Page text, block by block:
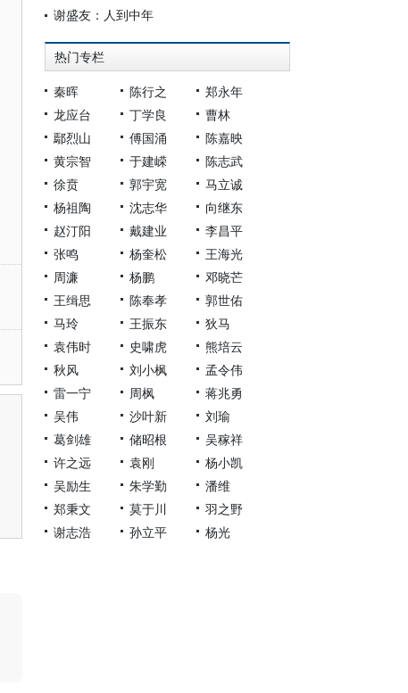
谢盛友：人到中年
热门专栏
秦晖 陈行之
郑永年
龙应台
丁学良
曹林
鄢烈山
傅国涌
陈嘉映
黄宗智
于建嵘
陈志武
徐贲
郭宇宽
马立诚
杨祖陶
沈志华
向继东
赵汀阳
戴建业
李昌平
张鸣
杨奎松
王海光
周濂
杨鹏
邓晓芒
王缉思
陈奉孝
郭世佑
马玲
王振东
狄马
袁伟时
史啸虎
熊培云
秋风
刘小枫
孟令伟
雷一宁
周枫
蒋兆勇
吴伟
沙叶新
刘瑜
葛剑雄
储昭根
吴稼祥
许之远
袁刚
杨小凯
吴励生
朱学勤
潘维
郑秉文
莫于川
羽之野
谢志浩
孙立平 杨光